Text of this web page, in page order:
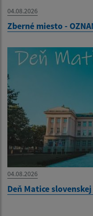
04.08.2026
Zberné miesto -
04.08.2026
Deň Matice